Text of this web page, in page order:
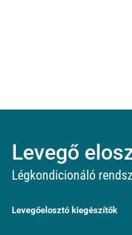
Levegő
Légkondicionáló
Levegőelosztó kiegészítők